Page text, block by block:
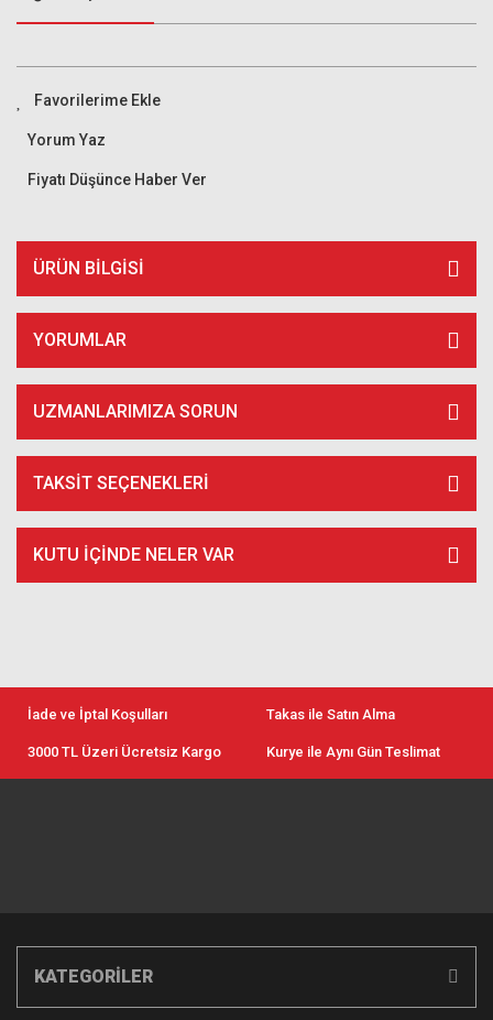
Yorum Yaz
Fiyatı Düşünce Haber Ver
ÜRÜN BILGISI
YORUMLAR
UZMANLARIMIZA SORUN
TAKSIT SEÇENEKLERI
KUTU İÇİNDE NELER VAR
İade ve İptal Koşulları Takas ile Satın Alma
3000 TL Üzeri Ücretsiz Kargo Kurye ile Aynı Gün Teslimat
KATEGORİLER